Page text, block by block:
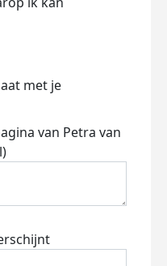
met je
van Petra van